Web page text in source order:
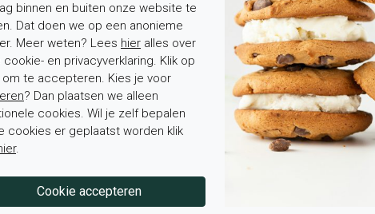
Veterboots NavyAzul
Sportief
€ 173,97
Magnanni
20105 Veterboots Schore
Veterboots Sportief
€ 289,95
€ 173,97
binnen en buiten onze website te
Dat doen we op een anonieme
Meer weten? Lees hier alles over
cookie- en privacyverklaring. Klik op
om te accepteren. Kies je voor
? Dan plaatsen we alleen
cookies. Wil je zelf bepalen
cookies er geplaatst worden klik
.